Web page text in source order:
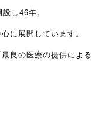
し46年。
に展開しています。
良の医療の提供による